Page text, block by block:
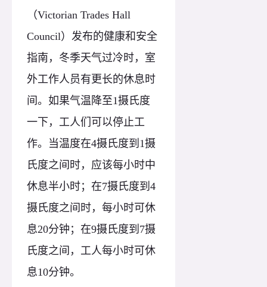
（Victorian Trades Hall
Council）发布的健康和安全
指南，冬季天气过冷时，室
外工作人员有更长的休息时
间。如果气温降至1摄氏度
一下，工人们可以停止工
作。当温度在4摄氏度到1摄
氏度之间时，应该每小时中
休息半小时；在7摄氏度到4
摄氏度之间时，每小时可休
息20分钟；在9摄氏度到7摄
氏度之间，工人每小时可休
息10分钟。